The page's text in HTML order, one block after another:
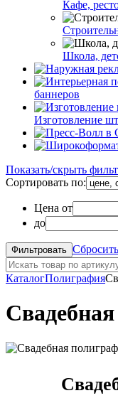
Кафе,
Школа,
баннеров
Изготовление
Показать/скрыть
Сортировать по:
Цена от
до
Сбросить
КаталогПолиграфия